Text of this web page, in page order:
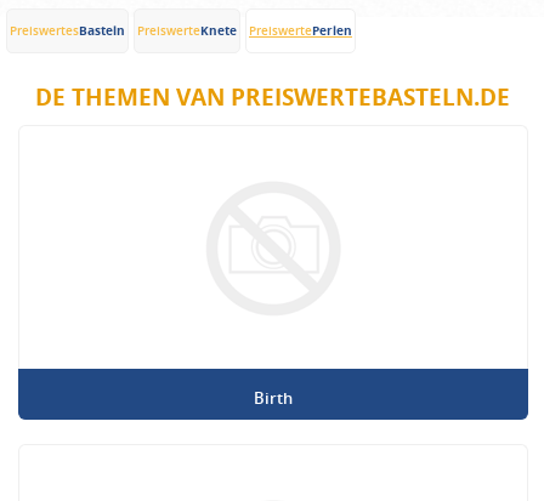
PreiswertesBasteln PreiswerteKnete PreiswertePerlen
DE THEMEN VAN PREISWERTEBASTELN.DE
Birth